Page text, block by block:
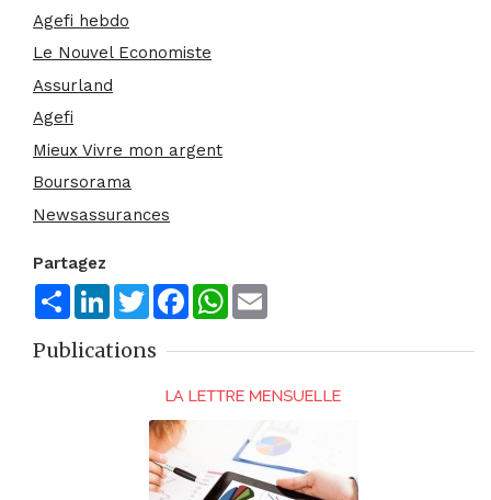
Agefi hebdo
Le Nouvel Economiste
Assurland
Agefi
Mieux Vivre mon argent
Boursorama
Newsassurances
Partagez
ShareLinkedInTwitterFacebookWhatsApp
Publications